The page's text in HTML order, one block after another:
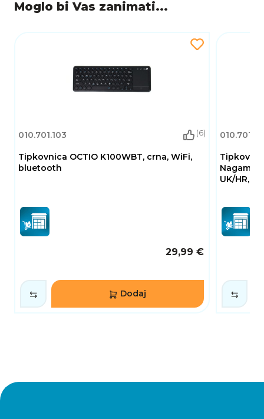
Moglo bi Vas zanimati...
010.701.103 (6)
Tipkovnica OCTIO K100WBT, crna, WiFi,
bluetooth
29,99 €
Dodaj
UK/HR,